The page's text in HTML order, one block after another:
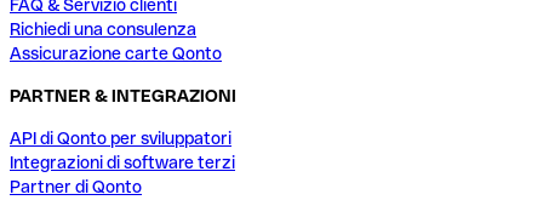
FAQ & Servizio clienti
Richiedi una consulenza
Assicurazione carte Qonto
PARTNER & INTEGRAZIONI
API di Qonto per sviluppatori
Integrazioni di software terzi
Partner di Qonto